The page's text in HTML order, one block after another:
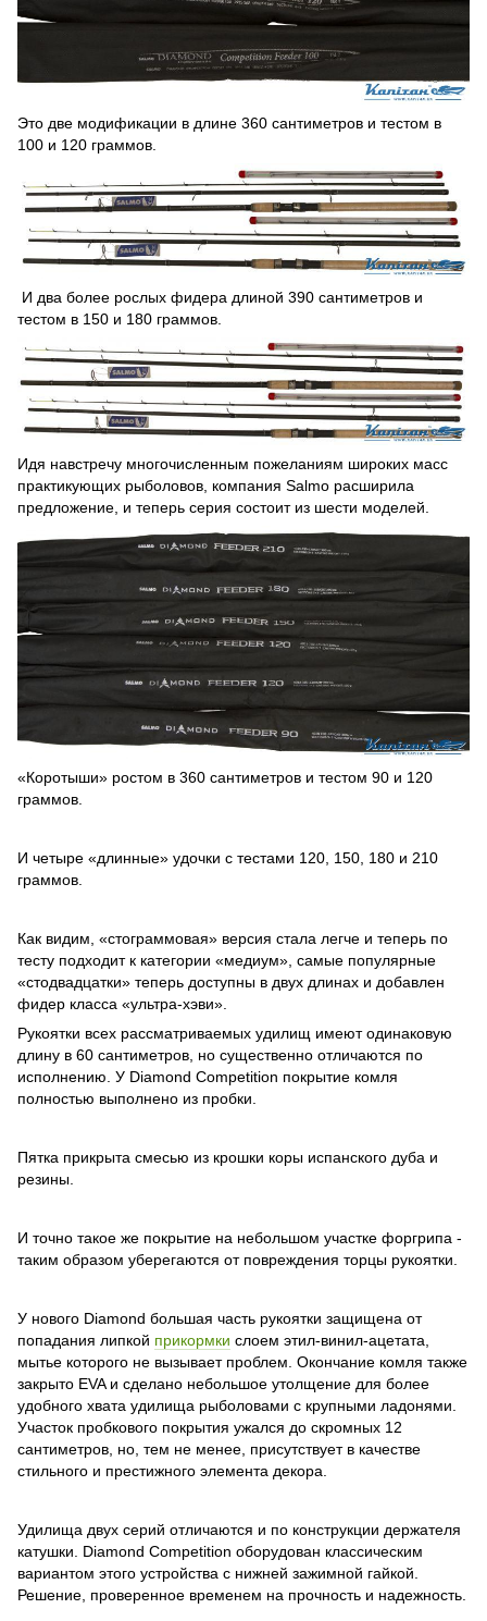
Это две модификации в длине 360 сантиметров и тестом в
100 и 120 граммов.
И два более рослых фидера длиной 390 сантиметров и
тестом в 150 и 180 граммов.
Идя навстречу многочисленным пожеланиям широких масс
практикующих рыболовов, компания Salmo расширила
предложение, и теперь серия состоит из шести моделей.
«Коротыши» ростом в 360 сантиметров и тестом 90 и 120
граммов.
И четыре «длинные» удочки с тестами 120, 150, 180 и 210
граммов.
Как видим, «стограммовая» версия стала легче и теперь по
тесту подходит к категории «медиум», самые популярные
«стодвадцатки» теперь доступны в двух длинах и добавлен
фидер класса «ультра-хэви».
Рукоятки всех рассматриваемых удилищ имеют одинаковую
длину в 60 сантиметров, но существенно отличаются по
исполнению. У Diamond Competition покрытие комля
полностью выполнено из пробки.
Пятка прикрыта смесью из крошки коры испанского дуба и
резины.
И точно такое же покрытие на небольшом участке форгрипа -
таким образом уберегаются от повреждения торцы рукоятки.
У нового Diamond большая часть рукоятки защищена от
попадания липкой прикормки слоем этил-винил-ацетата,
мытье которого не вызывает проблем. Окончание комля также
закрыто EVA и сделано небольшое утолщение для более
удобного хвата удилища рыболовами с крупными ладонями.
Участок пробкового покрытия ужался до скромных 12
сантиметров, но, тем не менее, присутствует в качестве
стильного и престижного элемента декора.
Удилища двух серий отличаются и по конструкции держателя
катушки. Diamond Competition оборудован классическим
вариантом этого устройства с нижней зажимной гайкой.
Решение, проверенное временем на прочность и надежность.